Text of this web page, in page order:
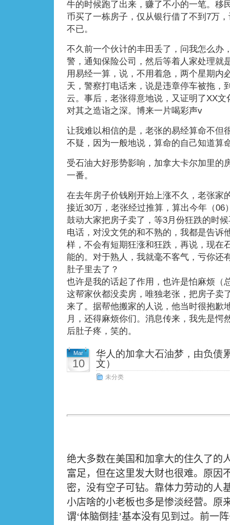
牛的时候跑了出来，赚了不小的一笔。移
币买了一栋房子，仅从银行借了不到7万
不已。
不久前一个伙计的丰田丢了，问我怎么办
警，通知保险公司，然后等着人家处理就
用易经一算，说，不用着急，两个星期内
天，警察打电话来，说是违章停车被拖，
云。事后，老张得意地说，又证明了XX
对其之造诣之深。博来一片喝彩声v
让我难以相信的是，老张的易经算命不但
不疑，因为一般地说，算命的自己知道算
受石油大好形势影响，加拿大卡尔加里的
一番。
在去年房子价钱刚开始上涨不久，老张家
接近30万，老张经过推算，算出今年（06
鼓动大家把房子卖了，等3月份狂跌的时
电话，对没文凭的和不熟的，我都是告诉
样，不会有短期狂涨和狂跌，再说，现在
能的。对于熟人，我就毫不客气，亏你还
肚子里去了？
也许是我的话起了作用，也许是怕麻烦（
这帮家伙都没卖房，唯独老张，把房子卖
来了。据帮他搬家的人说，他当时很抱歉
月，还得麻烦你们。消息传来，我先是愕
后肚子疼，笑的。
Mar
10
华人的加拿大石油梦，由负债
文）
未分类
绝大多数在美国和加拿大的住久了的
富足，但在这里发大财也很难。原因
密，没有空子可钻。靠体力劳动的人
小店啥的小老板也多是惨淡经营。原
谓‘体脑倒挂’基本没有见到过。前一